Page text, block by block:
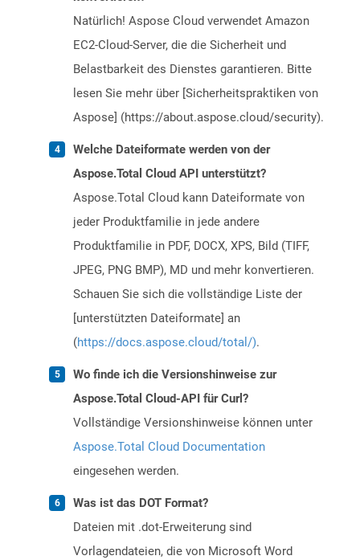
Natürlich! Aspose Cloud verwendet Amazon
EC2-Cloud-Server, die die Sicherheit und
Belastbarkeit des Dienstes garantieren. Bitte
lesen Sie mehr über [Sicherheitspraktiken von
Aspose] (https://about.aspose.cloud/security).
Welche Dateiformate werden von der
Aspose.Total Cloud API unterstützt?
Aspose.Total Cloud kann Dateiformate von
jeder Produktfamilie in jede andere
Produktfamilie in PDF, DOCX, XPS, Bild (TIFF,
JPEG, PNG BMP), MD und mehr konvertieren.
Schauen Sie sich die vollständige Liste der
[unterstützten Dateiformate] an
(https://docs.aspose.cloud/total/).
Wo finde ich die Versionshinweise zur
Aspose.Total Cloud-API für Curl?
Vollständige Versionshinweise können unter
Aspose.Total Cloud Documentation
eingesehen werden.
Was ist das DOT Format?
Dateien mit .dot-Erweiterung sind
Vorlagendateien, die von Microsoft Word